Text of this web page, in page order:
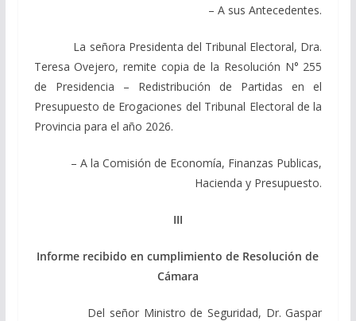
– A sus Antecedentes.
La señora Presidenta del Tribunal Electoral, Dra.
Teresa Ovejero, remite copia de la Resolución N° 255
de Presidencia – Redistribución de Partidas en el
Presupuesto de Erogaciones del Tribunal Electoral de la
Provincia para el año 2026.
– A la Comisión de Economía, Finanzas Publicas,
Hacienda y Presupuesto.
III
Informe recibido en cumplimiento de Resolución de
Cámara
Del señor Ministro de Seguridad, Dr. Gaspar